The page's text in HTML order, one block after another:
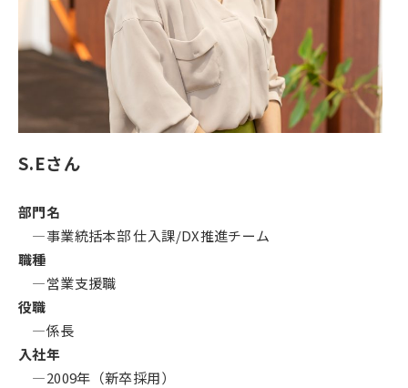
S.Eさん
部門名
―事業統括本部 仕入課/DX推進チーム
職種
―営業支援職
役職
―係長
入社年
―2009年（新卒採用）